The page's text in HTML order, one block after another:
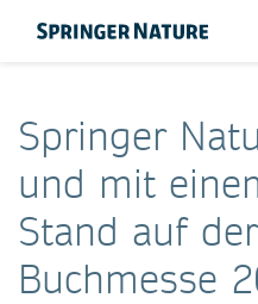
Springer
und mit
Stand auf
Buchmesse